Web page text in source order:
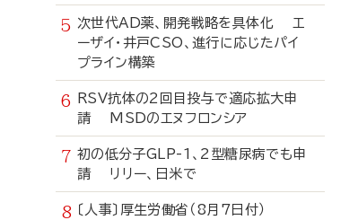
次世代AD薬、開発戦略を具体化 エ
ーザイ・井戸CSO、進行に応じたパイ
プライン構築
RSV抗体の2回目投与で適応拡大申
請 MSDのエヌフロンシア
初の低分子GLP-1、2型糖尿病でも申
請 リリー、日米で
〔人事〕厚生労働省（8月7日付）